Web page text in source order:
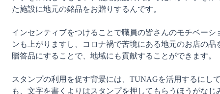
た施設に地元の銘品をお贈りするんです。
インセンティブをつけることで職員の皆さんのモチベーシ
ンも上がりますし、コロナ禍で苦境にある地元のお店の品
贈答品にすることで、地域にも貢献することができます。
スタンプの利用を促す背景には、TUNAGを活用するにし
も、文字を書くよりはスタンプを押してもらうほうがなじ